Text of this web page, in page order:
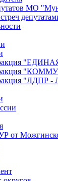
МО
фракция
"ЛДПР -
от